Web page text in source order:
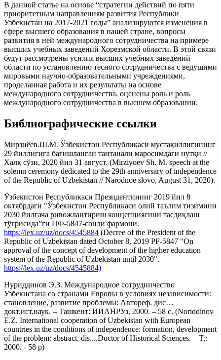
В данной статье на основе “стратегии действий по пяти
приоритетным направлениям развития Республики
Узбекистан на 2017-2021 годы” анализируются изменения в
сфере высшего образования в нашей стране, вопросы
развития в ней международного сотрудничества на примере
высших учебных заведений Хорезмской области. В этой связи
будут рассмотрены усилия высших учебных заведений
области по установлению тесного сотрудничества с ведущими
мировыми научно-образовательными учреждениями,
проделанная работа и их результаты на основе
международного сотрудничества, оценены роль и роль
международного сотрудничества в высшем образовании.
Библиографические ссылки
Мирзиёев.Ш.М. Ўзбекистон Республикаси мустақиллигининг
29 йиллигига бағишланган тантанали маросимдаги нутқи //
Халқ сўзи, 2020 йил 31 август. (Mirziyoev Sh. M. speech at the
solemn ceremony dedicated to the 29th anniversary of independence
of the Republic of Uzbekistan // Narodnoe slovo, August 31, 2020).
Ўзбекистон Республикаси Президентининг 2019 йил 8
октябрдаги "Ўзбекистон Республикаси олий таълим тизимини
2030 йилгача ривожлантириш концепциясини тасдиқлаш
тўғрисида”ги ПФ-5847-сонли фармони.
https://lex.uz/uz/docs/4545884 (Decree of the President of the
Republic of Uzbekistan dated October 8, 2019 PF-5847 "On
approval of the concept of development of the higher education
system of the Republic of Uzbekistan until 2030".
https://lex.uz/uz/docs/4545884)
Нуриддинов Э.З. Международное сотрудничество
Узбекистана со странами Европы в условиях независимости:
становление, развитие проблемы: Автореф. дис…
докт.ист.наук. – Ташкент: ИИАНРУз, 2000. – 58 с. (Noriddinov
E.Z. International cooperation of Uzbekistan with European
countries in the conditions of independence: formation, development
of the problem: abstract. dis....Doctor of Historical Sciences. – T.:
2000. - 58 p)